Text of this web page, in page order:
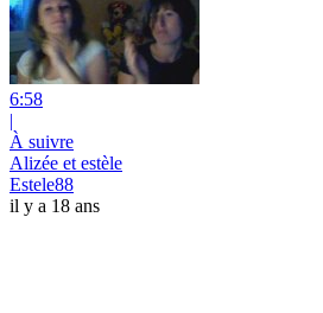
6:58
|
À suivre
Alizée et estèle
Estele88
il y a 18 ans